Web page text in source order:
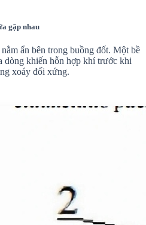
gặp nhau
ẩn bên trong buồng đốt. Một bề
dòng khiến hỗn hợp khí trước khi
xoáy đối xứng.